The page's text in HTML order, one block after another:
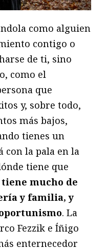
como alguien
contigo o
de ti, sino
como el
que
y, sobre todo,
más bajos,
tienes un
con la pala en la
tiene que
mucho de
y familia, y
. La
Fezzik e Íñigo
enternecedor